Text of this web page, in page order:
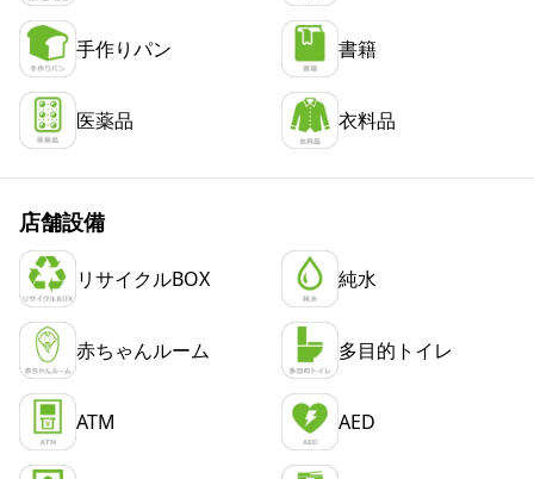
手作りパン 書籍
医薬品 衣料品
店舗設備
リサイクルBOX 純水
赤ちゃんルーム 多目的トイレ
ATM AED